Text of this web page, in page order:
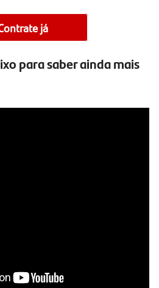
já
para saber ainda mais